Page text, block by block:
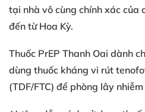
tại nhà vô cùng chính xác của
đến từ Hoa Kỳ.
Thuốc PrEP Thanh Oai dành
dùng thuốc kháng vi rút
(TDF/FTC) để phòng lây nhiễm